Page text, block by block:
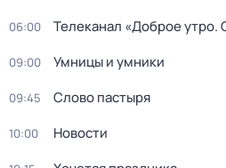
06:00 Телеканал «Доброе утро.
09:00 Умницы и умники
09:45 Слово пастыря
10:00 Новости